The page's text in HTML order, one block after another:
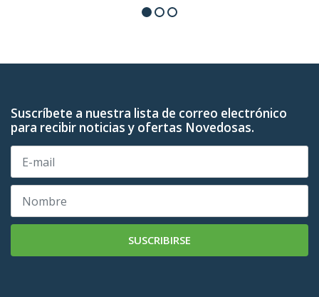
Suscríbete a nuestra lista de correo electrónico
para recibir noticias y ofertas Novedosas.
SUSCRIBIRSE